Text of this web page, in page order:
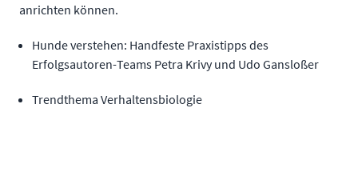
anrichten können.
Hunde verstehen: Handfeste Praxistipps des
Erfolgsautoren-Teams Petra Krivy und Udo Gansloßer
Trendthema Verhaltensbiologie